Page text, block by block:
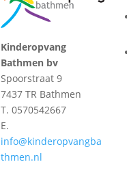
Kinderopvang
Bathmen bv
Spoorstraat 9
7437 TR Bathmen
T. 0570542667
E.
info@kinderopvangba
thmen.nl